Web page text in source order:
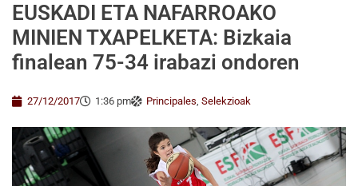
EUSKADI ETA NAFARROAKO
MINIEN TXAPELKETA: Bizkaia
finalean 75-34 irabazi ondoren
27/12/2017 1:36 pm Principales, Selekzioak